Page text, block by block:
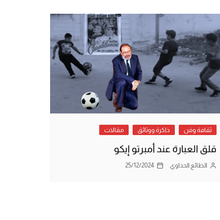
ثقافة وفن ذاكرة ووثائق مقالات
قلق العبارة عند أمبرتو إيكو
الطائع الحداوي 25/12/2024